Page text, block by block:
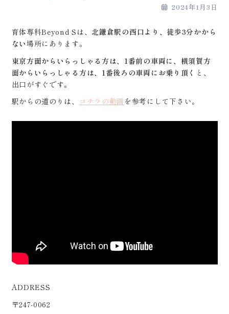
2024年1月3日
育体専科Beyond Sは、 北鎌倉駅の西口より、徒歩3分かから
ない場所にあります。
東京方面からいらっしゃる方は、1番前の車両に、横須賀方
面からいらっしゃる方は、1番後ろの車両にお乗り頂く と、
出口がすぐです。
駅からの道のりは、
コチラの動画 を参考にして下さい。
ADDRESS
〒247-0062